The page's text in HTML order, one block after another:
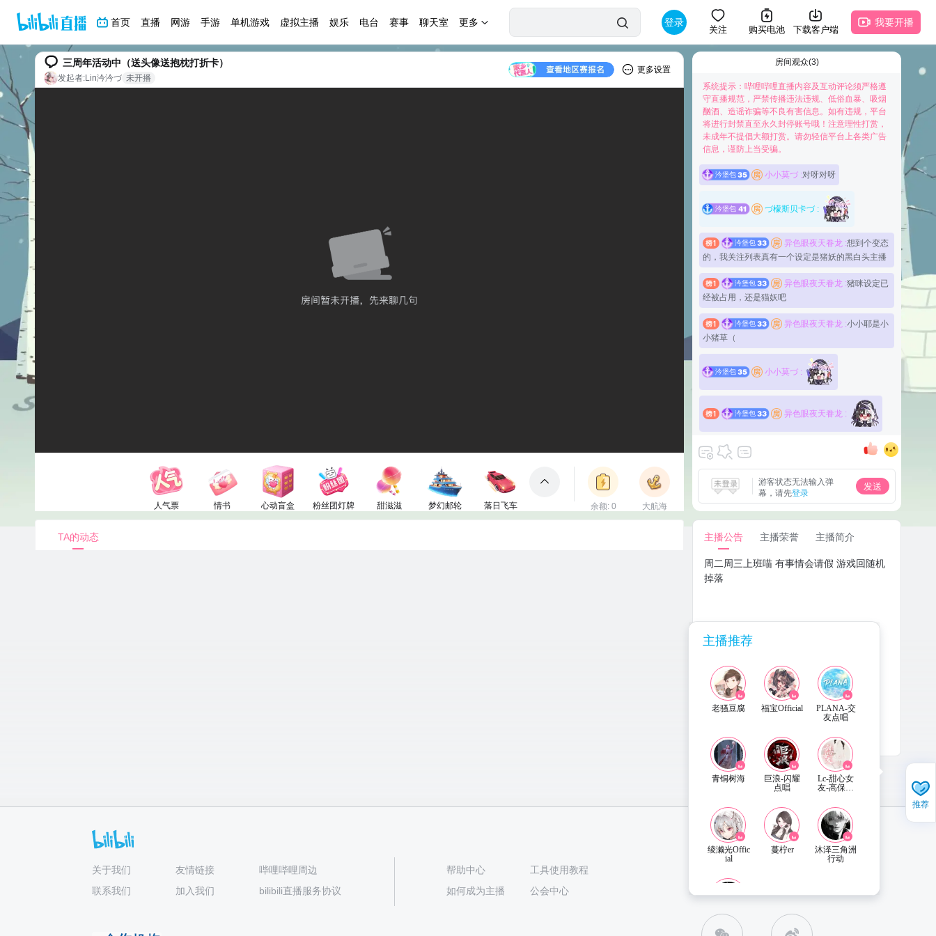
首页 直播 网游 手游 单机游戏 虚拟主播 娱乐 电台 赛事 聊天室 更多 登录
关注 购买电池 下载客户端
我要开播
三周年活动中（送头像送抱枕打折卡）
发起者:Lin汵汵づ 未开播
更多设置
人气票
1电池
情书
52电池
心动盲盒
150电池
粉丝团灯牌
1电池
甜滋滋
50电池
梦幻邮轮
3000电池
落日飞车
2000电池
包裹
余额: 0
立即充值
大航海
立即上船
房间观众(3)
快来抢占前排为主播打Call吧
系统提示：哔哩哔哩直播内容及互动评论须严格遵
守直播规范，严禁传播违法违规、低俗血暴、吸烟
酗酒、造谣诈骗等不良有害信息。如有违规，平台
将进行封禁直至永久封停账号哦！注意理性打赏，
未成年不提倡大额打赏。请勿轻信平台上各类广告
信息，谨防上当受骗。
汵堡包35 小小莫づ :对呀对呀
汵堡包 41 づ檬斯贝卡づ :
汵堡包33 异色眼夜天眷龙 :想到个变态
的，我关注列表真有一个设定是猪妖的黑白头主播
汵堡包33 异色眼夜天眷龙 :猪咪设定已
经被占用，还是猫妖吧
汵堡包33 异色眼夜天眷龙 :小小耶是小
小猪草（
汵堡包35 小小莫づ :
汵堡包33 异色眼夜天眷龙 :
汵堡包 41
小小莫づ :雨季也发给崽崽呗
游客状态无法输入弹
幕，请先登录
发送
TA的动态 主播公告 主播荣誉 主播简介
周二周三上班喵 有事情会请假 游戏回随机
掉落
2025-7-30 更新
推荐
主播推荐
老骚豆腐 福宝Official
PLANA-交
友点唱
青铜树海
巨浪-闪耀
点唱
Lc-甜心女
友-高保招
绫濑光Offic
ial
蔓柠er
沐泽三角洲
行动
海苔脆-
直播姬APP 下载
关于我们 友情链接
哔哩哔哩周边
联系我们
加入我们 bilibili直播服务协议
帮助中心
工具使用教程
如何成为主播
公会中心